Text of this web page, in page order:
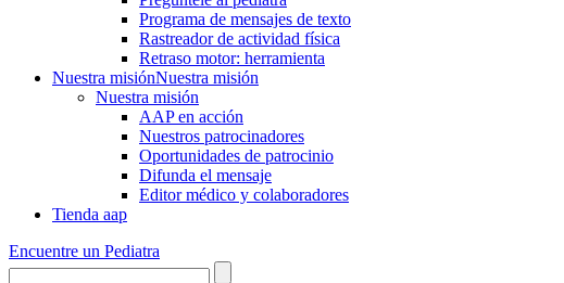
Programa de mensajes de texto
Rastre​​ador de activida​d física
Retraso motor: herramienta
Nuestra misiónNuestra misión
Nuestra misión
AAP en acción
Nuestros patrocinadores
Oportunidades de patrocinio
Difunda el mensaje
Editor médico y colaboradores
Tienda aap
Encuentre un Pediatra